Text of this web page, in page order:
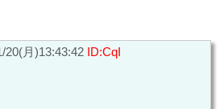
20(月)13:43:42 ID:CqI